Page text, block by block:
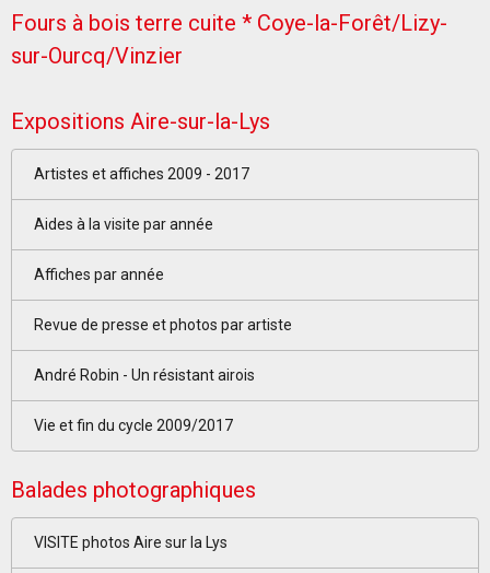
Fours à bois terre cuite * Coye-la-Forêt/Lizy-
sur-Ourcq/Vinzier
Expositions Aire-sur-la-Lys
Artistes et affiches 2009 - 2017
Aides à la visite par année
Affiches par année
Revue de presse et photos par artiste
André Robin - Un résistant airois
Vie et fin du cycle 2009/2017
Balades photographiques
VISITE photos Aire sur la Lys